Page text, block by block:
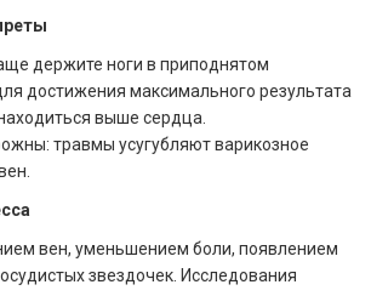
держите ноги в приподнятом
достижения максимального результата
выше сердца.
травмы усугубляют варикозное
вен, уменьшением боли, появлением
звездочек. Исследования